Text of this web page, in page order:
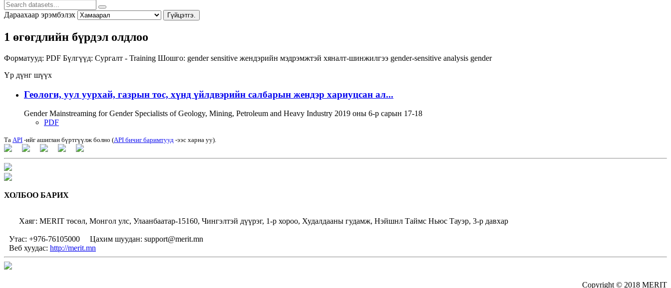
Дараахаар эрэмбэлэх Гүйцэтгэ.
1 өгөгдлийн бүрдэл олдлоо
Форматууд: PDF Бүлгүүд: Сургалт - Training Шошго: gender sensitive жендэрийн мэдрэмжтэй хяналт-шинжилгээ gender-sensitive analysis gender
Үр дүнг шүүх
Геологи, уул уурхай, газрын тос, хүнд үйлдвэрийн салбарын жендэр хариуцсан ал...
Gender Mainstreaming for Gender Specialists of Geology, Mining, Petroleum and Heavy Industry 2019 оны 6-р сарын 17-18
PDF
Та API -ийг ашиглан бүртгүүлж болно (API бичиг баримтууд -ээс харна уу).
ХОЛБОО БАРИХ
Хаяг: MERIT төсөл, Монгол улс, Улаанбаатар-15160, Чингэлтэй дүүрэг, 1-р хороо, Худалдааны гудамж, Нэйшнл Таймс Ньюс Тауэр, 3-р давхар
Утас: +976-76105000
Цахим шуудан: support@merit.mn
Веб хуудас: http://merit.mn
Copyright © 2018 MERIT